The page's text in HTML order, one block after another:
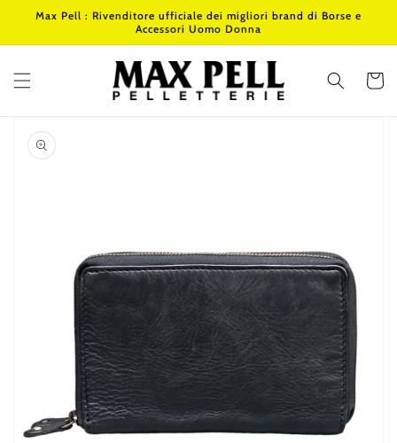
direttamente
Max Pell : Rivenditore ufficiale dei migliori brand di Borse e
Accessori Uomo Donna
Carrello
informazioni
sul prodotto
Apri
dei
contenuti
multimediali
nella